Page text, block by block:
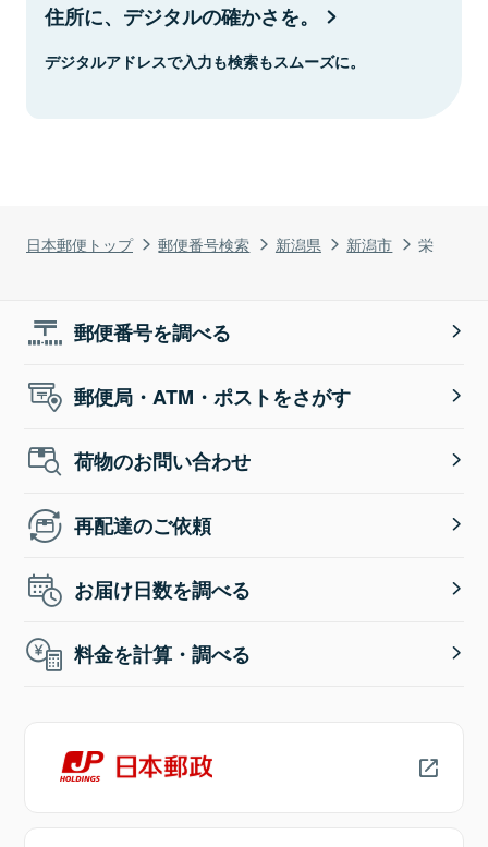
日本郵便トップ 郵便番号検索 新潟県 新潟市 栄
住所に、デジタルの確かさを。
デジタルアドレスで入力も検索もスムーズに。
郵便番号を調べる
郵便局・ATM・ポストをさがす
荷物のお問い合わせ
再配達のご依頼
お届け日数を調べる
料金を計算・調べる